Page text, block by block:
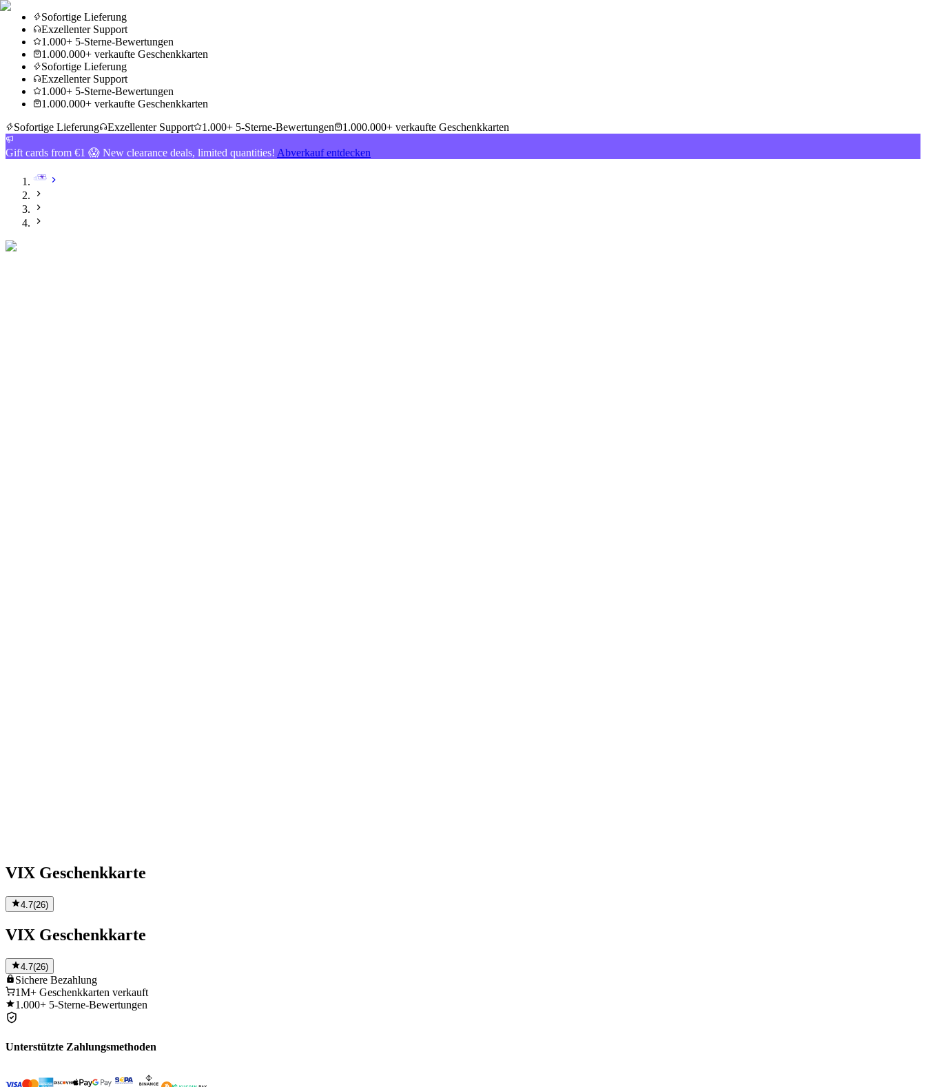
Sofortige Lieferung
Exzellenter Support
1.000+ 5-Sterne-Bewertungen
1.000.000+ verkaufte Geschenkkarten
Sofortige Lieferung
Exzellenter Support
1.000+ 5-Sterne-Bewertungen
1.000.000+ verkaufte Geschenkkarten
Sofortige Lieferung
Exzellenter Support 1.000+ 5-Sterne-Bewertungen 1.000.000+ verkaufte Geschenkkarten
Gift cards from €1 😱 New clearance deals, limited quantities! Abverkauf entdecken
VIX Geschenkkarte
4.7(26)
VIX Geschenkkarte
4.7(26)
Sichere Bezahlung
1M+ Geschenkkarten verkauft
1.000+ 5-Sterne-Bewertungen
Unterstützte Zahlungsmethoden